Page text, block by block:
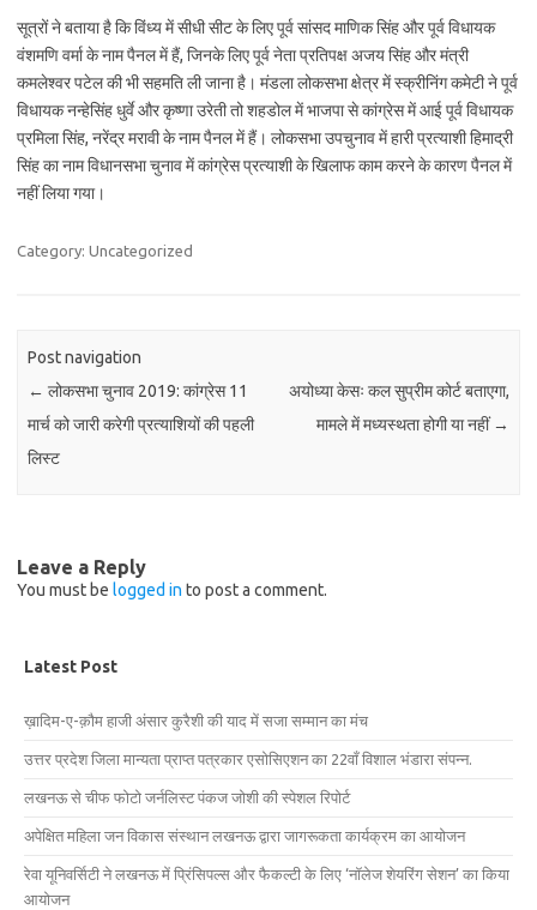
सूत्रों ने बताया है कि विंध्य में सीधी सीट के लिए पूर्व सांसद माणिक सिंह और पूर्व विधायक
वंशमणि वर्मा के नाम पैनल में हैं, जिनके लिए पूर्व नेता प्रतिपक्ष अजय सिंह और मंत्री
कमलेश्वर पटेल की भी सहमति ली जाना है। मंडला लोकसभा क्षेत्र में स्क्रीनिंग कमेटी ने पूर्व
विधायक नन्हेसिंह धुर्वे और कृष्णा उरेती तो शहडोल में भाजपा से कांग्रेस में आई पूर्व विधायक
प्रमिला सिंह, नरेंद्र मरावी के नाम पैनल में हैं। लोकसभा उपचुनाव में हारी प्रत्याशी हिमाद्री
सिंह का नाम विधानसभा चुनाव में कांग्रेस प्रत्याशी के खिलाफ काम करने के कारण पैनल में
नहीं लिया गया।
Category: Uncategorized
Post navigation
← लोकसभा चुनाव 2019: कांग्रेस 11
मार्च को जारी करेगी प्रत्याशियों की पहली
लिस्ट
अयोध्या केसः कल सुप्रीम कोर्ट बताएगा,
मामले में मध्यस्थता होगी या नहीं→
Leave a Reply
You must be logged in to post a comment.
Latest Post
ख़ादिम-ए-क़ौम हाजी अंसार कुरैशी की याद में सजा सम्मान का मंच
उत्तर प्रदेश जिला मान्यता प्राप्त पत्रकार एसोसिएशन का 22वाँ विशाल भंडारा संपन्न.
लखनऊ से चीफ फोटो जर्नलिस्ट पंकज जोशी की स्पेशल रिपोर्ट
अपेक्षित महिला जन विकास संस्थान लखनऊ द्वारा जागरूकता कार्यक्रम का आयोजन
रेवा यूनिवर्सिटी ने लखनऊ में प्रिंसिपल्स और फैकल्टी के लिए ‘नॉलेज शेयरिंग सेशन’ का किया
आयोजन